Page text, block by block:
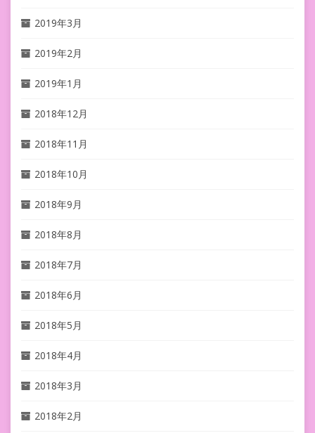
2019年3月
2019年2月
2019年1月
2018年12月
2018年11月
2018年10月
2018年9月
2018年8月
2018年7月
2018年6月
2018年5月
2018年4月
2018年3月
2018年2月